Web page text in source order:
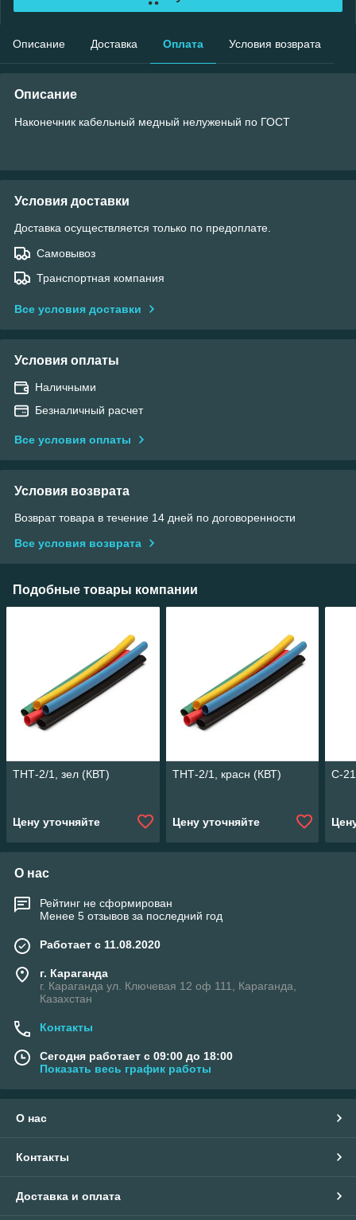
Описание Доставка Оплата Условия возврата
Описание
Наконечник кабельный медный нелуженый по ГОСТ
Условия доставки
Доставка осуществляется только по предоплате.
Самовывоз
Транспортная компания
Все условия доставки
Условия оплаты
Наличными
Безналичный расчет
Все условия оплаты
Условия возврата
Возврат товара в течение 14 дней по договоренности
Все условия возврата
Подобные товары компании
ТНТ-2/1, зел (КВТ)
Цену уточняйте
ТНТ-2/1, красн (КВТ)
Цену уточняйте
С-
О нас
Рейтинг не сформирован
Менее 5 отзывов за последний год
Работает с 11.08.2020
г. Караганда
г. Караганда ул. Ключевая 12 оф 111, Караганда,
Казахстан
Контакты
Сегодня работает с 09:00 до 18:00
Показать весь график работы
О нас
Контакты
Доставка и оплата